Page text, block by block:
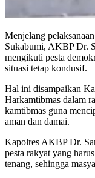
Menjelang
Sukabumi, AKBP Dr.
mengikuti pesta
situasi tetap kondusif.
Hal ini disampaikan
Harkamtibmas dalam
kamtibmas guna
aman dan damai.
Kapolres AKBP Dr.
pesta rakyat yang
tenang, sehingga